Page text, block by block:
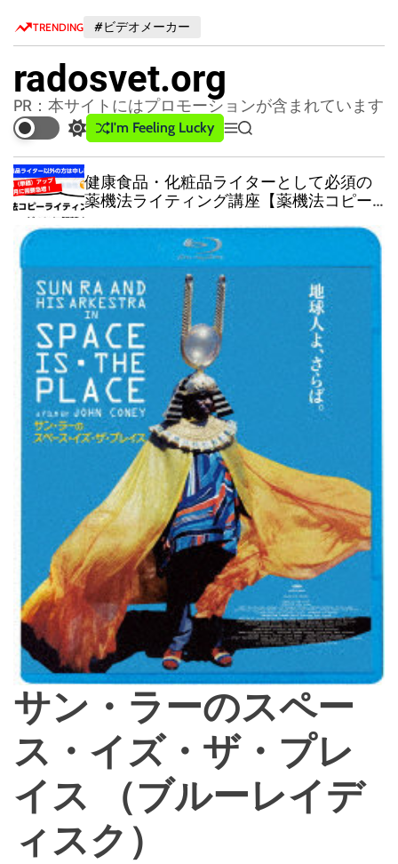
TRENDING #ビデオメーカー
radosvet.org
PR：本サイトにはプロモーションが含まれています
S
w
i
t
c
h
l
o
r
m
o
d
e
I'm Feeling Lucky
M
e
u
S
e
r
c
h
健康食品・化粧品ライターとして必須の
薬機法ライティング講座【薬機法コピー
サン・ラーのスペー
ス・イズ・ザ・プレ
イス （ブルーレイデ
ィスク）